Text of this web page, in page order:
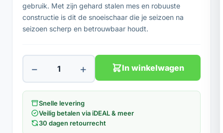
gebruik. Met zijn gehard stalen mes en robuuste
constructie is dit de snoeischaar die je seizoen na
seizoen scherp en betrouwbaar houdt.
− + In winkelwagen
Snelle levering
Veilig betalen via iDEAL & meer
30 dagen retourrecht